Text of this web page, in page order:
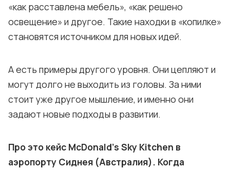
«как расставлена мебель», «как решено
освещение» и другое. Такие находки в «копилке»
становятся источником для новых идей.
А есть примеры другого уровня. Они цепляют и
могут долго не выходить из головы. За ними
стоит уже другое мышление, и именно они
задают новые подходы в развитии.
Про это кейс McDonald’s Sky Kitchen в
аэропорту Сиднея (Австралия). Когда